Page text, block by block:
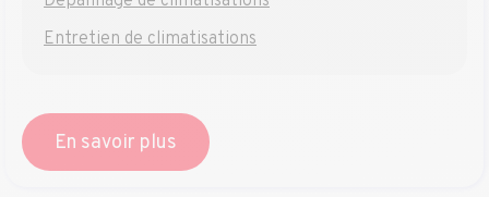
Entretien de climatisations
En savoir plus